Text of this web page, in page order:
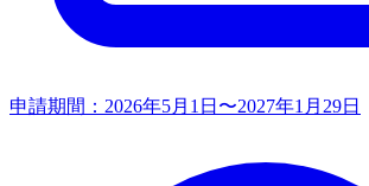
申請期間： 2026年5月1日〜2027年1月29日